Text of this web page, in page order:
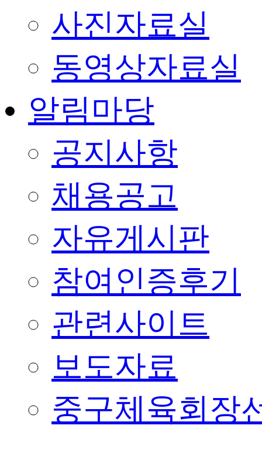
사진자료실
동영상자료실
알림마당
공지사항
채용공고
자유게시판
참여인증후기
관련사이트
보도자료
중구체육회장